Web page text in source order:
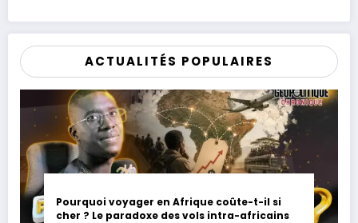
ACTUALITÉS POPULAIRES
Pourquoi voyager en Afrique coûte-t-il si
cher ? Le paradoxe des vols intra-africains